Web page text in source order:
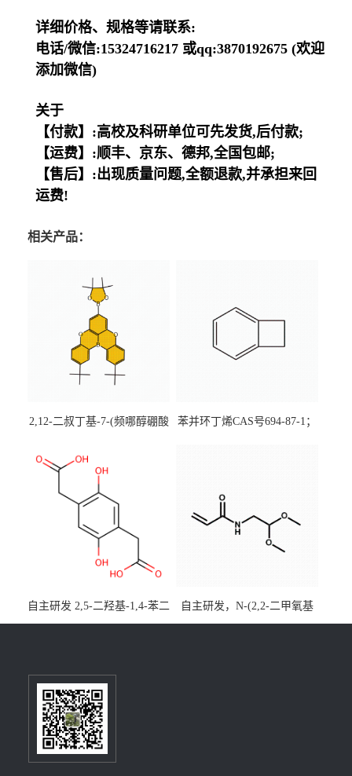
详细价格、规格等请联系:
电话/微信:15324716217 或qq:3870192675 (欢迎
添加微信)
关于
【付款】:高校及科研单位可先发货,后付款;
【运费】:顺丰、京东、德邦,全国包邮;
【售后】:出现质量问题,全额退款,并承担来回
运费!
相关产品：
2,12-二叔丁基-7-(频哪醇硼酸
[3,2,1-de]蒽CAS号2648896-
装，实验室现货直发
苯并环丁烯CAS号694-87-1；
自主研发 2,5-二羟基-1,4-苯二
乙酸CAS号5488-16-4；公斤
百公斤级可供应
自主研发，N-(2,2-二甲氧基
乙基)丙烯酰胺CAS号49707-